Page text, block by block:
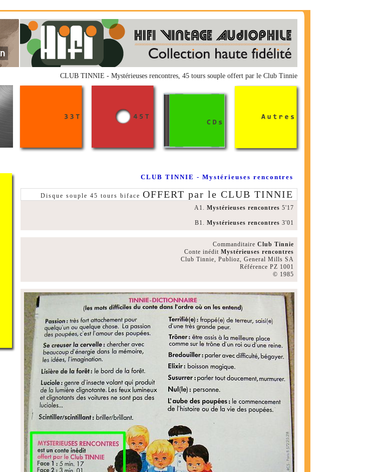
CLUB TINNIE - Mystérieuses rencontres, 45 tours souple offert par le Club Tinnie
CLUB TINNIE - Mystérieuses rencontres
Disque souple 45 tours biface OFFERT par le CLUB TINNIE
A1. Mystérieuses rencontres 5'17
B1. Mystérieuses rencontres 3'01
Commanditaire Club Tinnie
Conte inédit Mystérieuses rencontres
Club Tinnie, Publioz, General Mills SA
Référence PZ 1001
© 1985